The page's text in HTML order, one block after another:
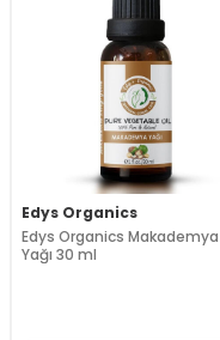
Edys Organics
Edys Organics Makademya
Yağı 30 ml